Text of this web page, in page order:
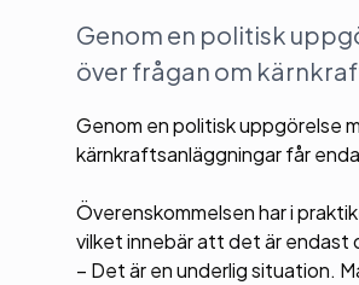
Genom en politisk
över frågan om
Genom en politisk uppgörelse
kärnkraftsanläggningar får
Överenskommelsen har i
vilket innebär att det är endast
– Det är en underlig situation.